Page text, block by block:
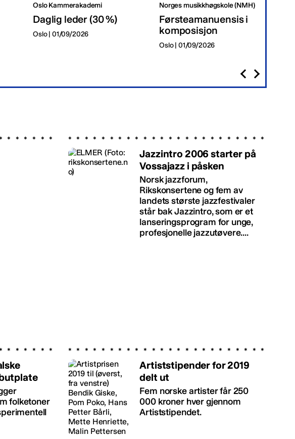
Oslo Kammerakademi
Daglig leder (30 %)
Oslo | 01/09/2026
Norges musikkhøgskole (NMH)
Førsteamanuensis i
komposisjon
Oslo | 01/09/2026
Jazzintro 2006 starter på
Vossajazz i påsken
Norsk jazzforum,
Rikskonsertene og fem av
landets største jazzfestivaler
står bak Jazzintro, som er et
lanseringsprogram for unge,
profesjonelle jazzutøvere....
folketoner
Artiststipender for 2019
delt ut
Fem norske artister får 250
000 kroner hver gjennom
Artiststipendet.